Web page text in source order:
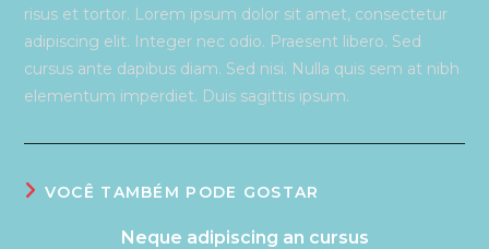
risus et tortor. Lorem ipsum dolor sit amet, consectetur
adipiscing elit. Integer nec odio. Praesent libero. Sed
cursus ante dapibus diam. Sed nisi. Nulla quis sem at nibh
elementum imperdiet. Duis sagittis ipsum.
VOCÊ TAMBÉM PODE GOSTAR
Neque adipiscing an cursus